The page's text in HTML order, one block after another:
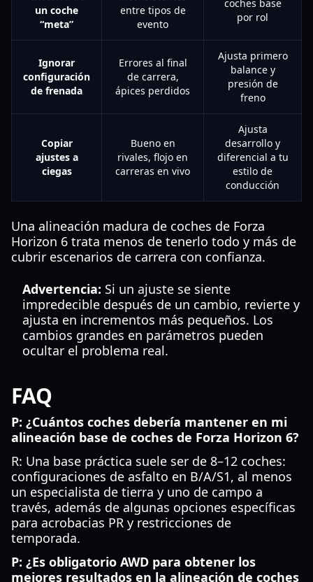
un coche
“meta”
entre tipos de
evento
coches base
por rol
Ignorar
configuración
de frenada
Errores al final
de carrera,
ápices perdidos
Ajusta primero
balance y
presión de
freno
Copiar
ajustes a
ciegas
Bueno en
rivales, flojo en
carreras en vivo
Ajusta
desarrollo y
diferencial a tu
estilo de
conducción
Una alineación madura de coches de Forza
Horizon 6 trata menos de tenerlo todo y más de
cubrir escenarios de carrera con confianza.
Advertencia: Si un ajuste se siente
impredecible después de un cambio, revierte y
ajusta en incrementos más pequeños. Los
cambios grandes en parámetros pueden
ocultar el problema real.
FAQ
P: ¿Cuántos coches debería mantener en mi
alineación base de coches de Forza Horizon 6?
R: Una base práctica suele ser de 8–12 coches:
configuraciones de asfalto en B/A/S1, al menos
un especialista de tierra y uno de campo a
través, además de algunas opciones específicas
para acrobacias PR y restricciones de
temporada.
P: ¿Es obligatorio AWD para obtener los
mejores resultados en la alineación de coches